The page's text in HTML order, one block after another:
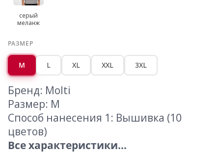
серый
меланж
РАЗМЕР
M L XL XXL 3XL
Бренд: Molti
Размер: M
Способ нанесения 1: Вышивка (10
цветов)
Все характеристики...